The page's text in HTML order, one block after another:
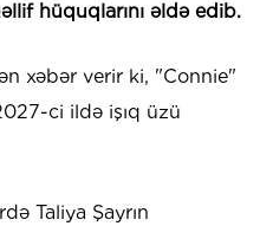
hüquqlarını əldə edib.
xəbər verir ki, "Connie"
ci ildə işıq üzü
Taliya Şayrın